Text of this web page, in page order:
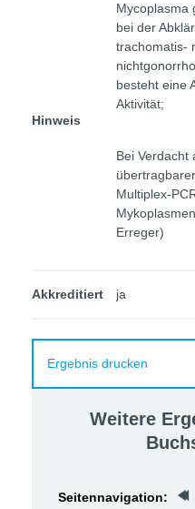
Hinweis
Mycoplasma
bei der
trachomatis-
besteht eine
Aktivität;
Bei Verdacht
Multiplex-
Erreger)
Akkreditiert ja
Ergebnis drucken
Weitere
Seitennavigation: